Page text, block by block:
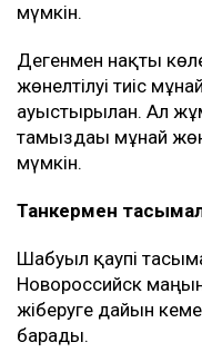
мүмкін.
Дегенмен нақты
жөнелтілуі тиіс
ауыстырылған. Ал
тамыздағы мұнай
мүмкін.
Танкермен
Шабуыл қаупі
Новороссийск
жіберуге дайын
барады.